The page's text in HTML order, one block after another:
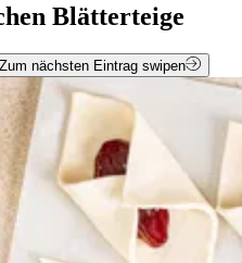
Blätterteige
Zum nächsten Eintrag swipen